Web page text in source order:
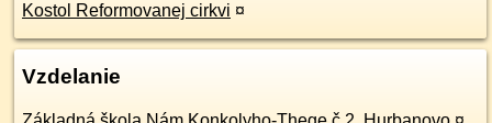
Kostol Reformovanej cirkvi ¤
Vzdelanie